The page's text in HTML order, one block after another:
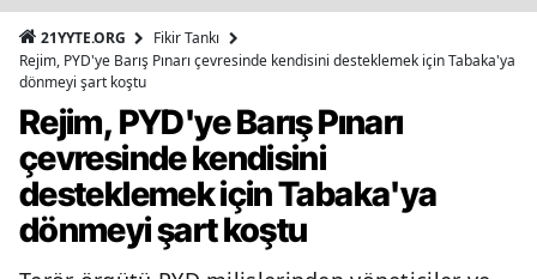
21YYTE.ORG
Fikir Tankı
Rejim, PYD'ye Barış Pınarı çevresinde kendisini desteklemek için Tabaka'ya
dönmeyi şart koştu
Rejim, PYD'ye Barış Pınarı
çevresinde kendisini
desteklemek için Tabaka'ya
dönmeyi şart koştu